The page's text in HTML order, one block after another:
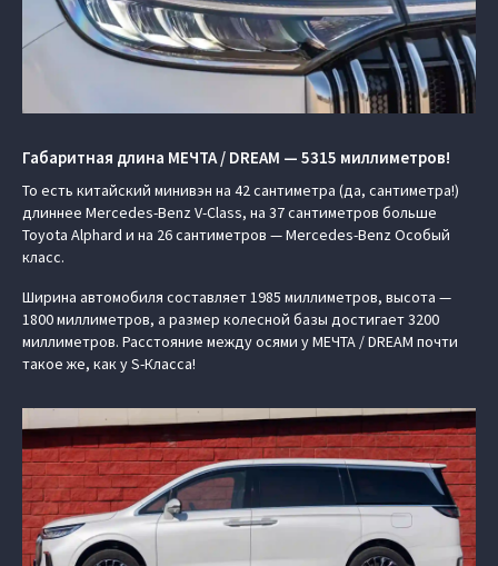
Габаритная длина МЕЧТА / DREAM — 5315 миллиметров!
То есть китайский минивэн на 42 сантиметра (да, сантиметра!)
длиннее Mercedes-Benz V-Class, на 37 сантиметров больше
Toyota Alphard и на 26 сантиметров — Mercedes-Benz Особый
класс.
Ширина автомобиля составляет 1985 миллиметров, высота —
1800 миллиметров, а размер колесной базы достигает 3200
миллиметров. Расстояние между осями у МЕЧТА / DREAM почти
такое же, как у S-Класса!